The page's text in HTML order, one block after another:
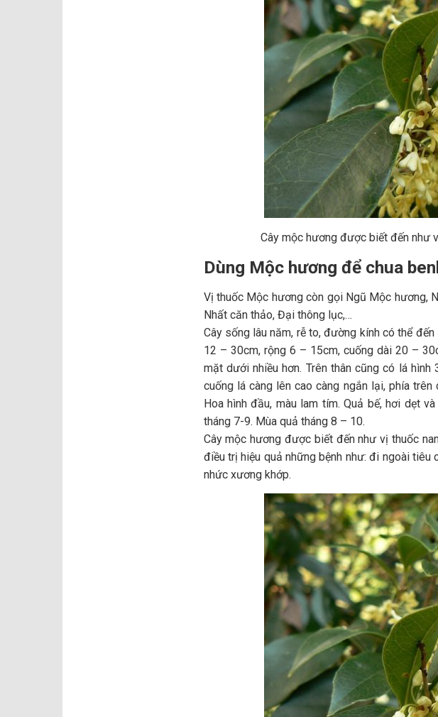
Cây mộc hương được biết đến như
Dùng Mộc hương để chua
Vị thuốc Mộc hương còn gọi Ngũ Mộc hương,
Nhất căn thảo, Đại thông lục,…
Cây sống lâu năm, rễ to, đường kính có thể
12 – 30cm, rộng 6 – 15cm, cuống dài 20 –
mặt dưới nhiều hơn. Trên thân cũng có lá
cuống lá càng lên cao càng ngắn lại, phía
Hoa hình đầu, màu lam tím. Quả bế, hơi dẹt
tháng 7-9. Mùa quả tháng 8 – 10.
Cây mộc hương được biết đến như vị thuốc
điều trị hiệu quả những bệnh như: đi ngoài tiêu
nhức xương khớp.